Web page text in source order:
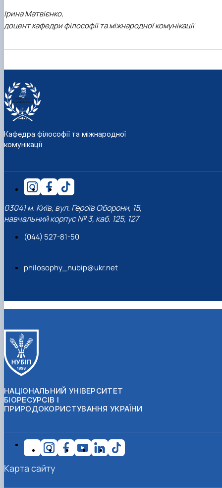
Ірина Матвієнко,
доцент кафедри філософії та міжнародної комунікації
Кафедра філософії та міжнародної
комунікації
03041 м. Київ, вул. Героїв Оборони, 15,
навчальний корпус № 3, каб. 125, 127
(044) 527-81-50
philosophy_nubip@ukr.net
НАЦІОНАЛЬНИЙ УНІВЕРСИТЕТ
БІОРЕСУРСІВ І
ПРИРОДОКОРИСТУВАННЯ УКРАЇНИ
Карта сайту